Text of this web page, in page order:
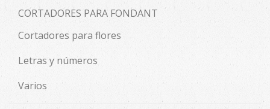
CORTADORES PARA FONDANT
Cortadores para flores
Letras y números
Varios